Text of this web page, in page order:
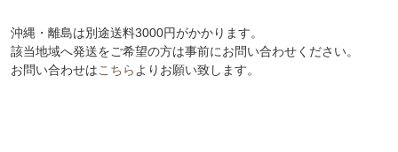
沖縄・離島は別途送料3000円がかかります。
該当地域へ発送をご希望の方は事前にお問い合わせください。
お問い合わせはこちら よりお願い致します。